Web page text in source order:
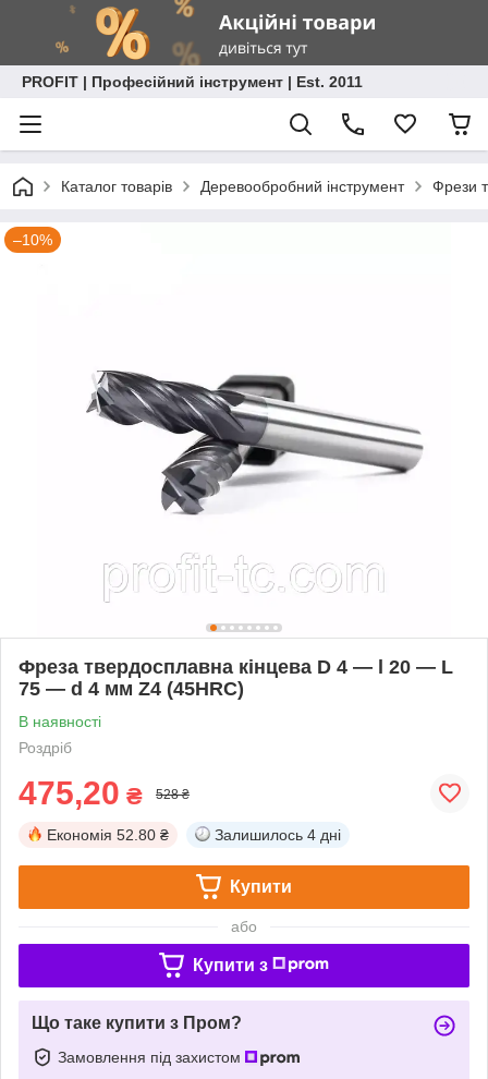
PROFIT | Професійний інструмент | Est. 2011
Каталог товарів Деревообробний інструмент Фрези
–10%
Фреза твердосплавна кінцева D 4 — l 20 — L
75 — d 4 мм Z4 (45HRC)
В наявності
Роздріб
475,20 ₴ 528 ₴
Економія 52.80 ₴ Залишилось 4 дні
Купити
або
Купити з
Що таке купити з Пром?
Замовлення під захистом